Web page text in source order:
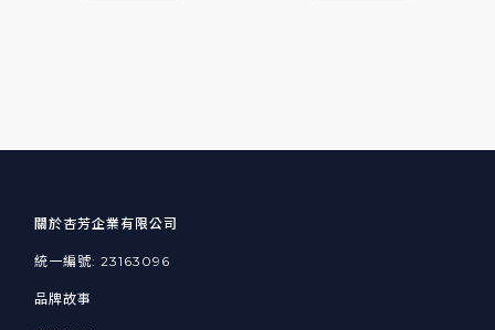
關於杏芳企業有限公司
統一編號: 23163096
品牌故事